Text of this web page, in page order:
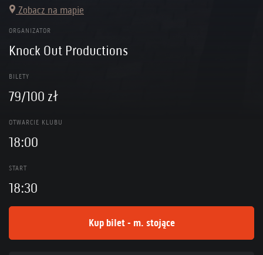
Zobacz na mapie
ORGANIZATOR
Knock Out Productions
BILETY
79/100 zł
OTWARCIE KLUBU
18:00
START
18:30
Kup bilet - m. stojące